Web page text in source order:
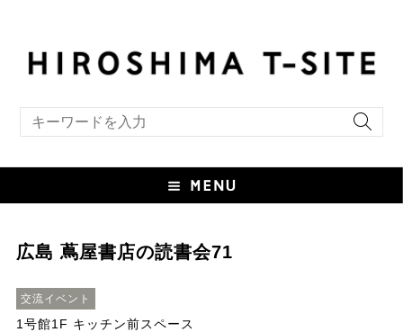
広島 蔦屋書店の読書会71
交流イベント
1号館1F キッチン前スペース